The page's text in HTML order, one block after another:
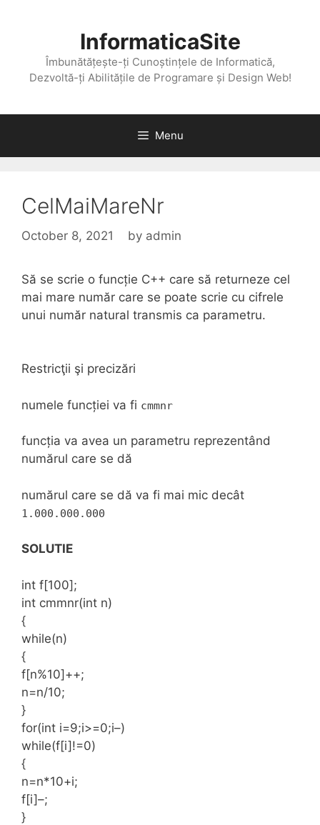
InformaticaSite
Îmbunătățește-ți Cunoștințele de Informatică,
Dezvoltă-ți Abilitățile de Programare și Design Web!
Menu
CelMaiMareNr
October 8, 2021 by admin
Să se scrie o funcție C++ care să returneze cel
mai mare număr care se poate scrie cu cifrele
unui număr natural transmis ca parametru.
Restricţii şi precizări
numele funcției va fi cmmnr
funcția va avea un parametru reprezentând
numărul care se dă
numărul care se dă va fi mai mic decât
1.000.000.000
SOLUTIE
int f[100];
int cmmnr(int n)
{
while(n)
{
f[n%10]++;
n=n/10;
}
for(int i=9;i>=0;i–)
while(f[i]!=0)
{
n=n*10+i;
f[i]–;
}